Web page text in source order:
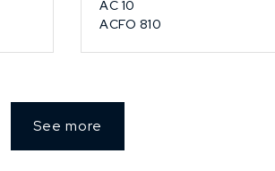
AC 10
ACFO 810
See more